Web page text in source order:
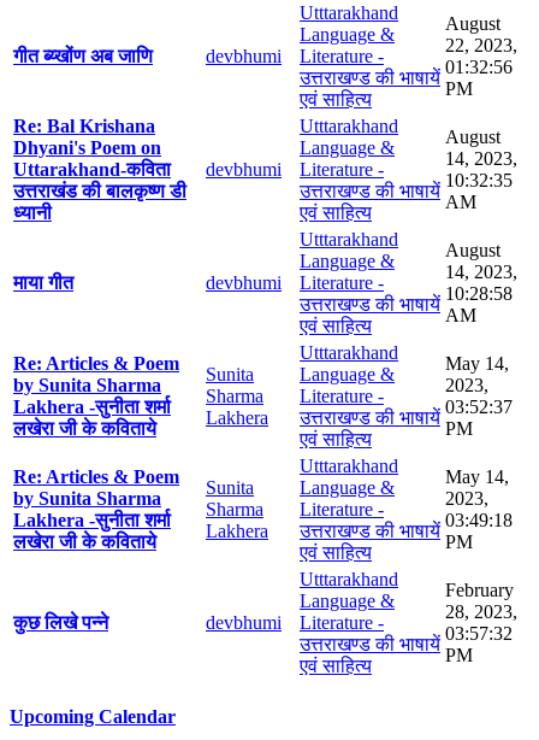
गीत ब्य्खोंण अब जाणि devbhumi
Utttarakhand
Language &
Literature -
उत्तराखण्ड की भाषायें
एवं साहित्य
August
22, 2023,
01:32:56
PM
Re: Bal Krishana
Dhyani's Poem on
Uttarakhand-कविता
उत्तराखंड की बालकृष्ण डी
ध्यानी
devbhumi
Utttarakhand
Language &
Literature -
उत्तराखण्ड की भाषायें
एवं साहित्य
August
14, 2023,
10:32:35
AM
माया गीत devbhumi
Utttarakhand
Language &
Literature -
उत्तराखण्ड की भाषायें
एवं साहित्य
August
14, 2023,
10:28:58
AM
Re: Articles & Poem
by Sunita Sharma
Lakhera -सुनीता शर्मा
लखेरा जी के कविताये
Sunita
Sharma
Lakhera
Utttarakhand
Language &
Literature -
उत्तराखण्ड की भाषायें
एवं साहित्य
May 14,
2023,
03:52:37
PM
Re: Articles & Poem
by Sunita Sharma
Lakhera -सुनीता शर्मा
लखेरा जी के कविताये
Sunita
Sharma
Lakhera
Utttarakhand
Language &
Literature -
उत्तराखण्ड की भाषायें
एवं साहित्य
May 14,
2023,
03:49:18
PM
कुछ लिखे पन्ने devbhumi
Utttarakhand
Language &
Literature -
उत्तराखण्ड की भाषायें
एवं साहित्य
February
28, 2023,
03:57:32
PM
Upcoming Calendar